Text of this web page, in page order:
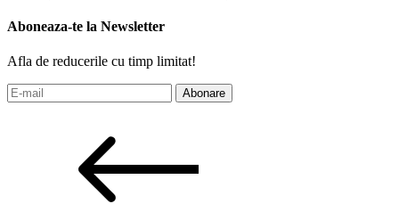
Aboneaza-te la Newsletter
Afla de reducerile cu timp limitat!
Abonare